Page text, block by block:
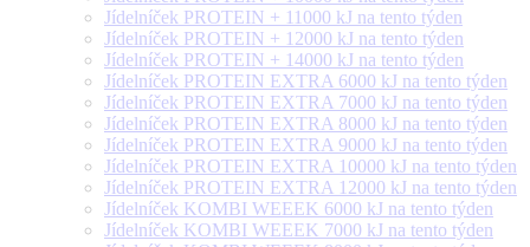
Jídelníček PROTEIN + 11000 kJ na tento týden
Jídelníček PROTEIN + 12000 kJ na tento týden
Jídelníček PROTEIN + 14000 kJ na tento týden
Jídelníček PROTEIN EXTRA 6000 kJ na tento týden
Jídelníček PROTEIN EXTRA 7000 kJ na tento týden
Jídelníček PROTEIN EXTRA 8000 kJ na tento týden
Jídelníček PROTEIN EXTRA 9000 kJ na tento týden
Jídelníček PROTEIN EXTRA 10000 kJ na tento týden
Jídelníček PROTEIN EXTRA 12000 kJ na tento týden
Jídelníček KOMBI WEEEK 6000 kJ na tento týden
Jídelníček KOMBI WEEEK 7000 kJ na tento týden